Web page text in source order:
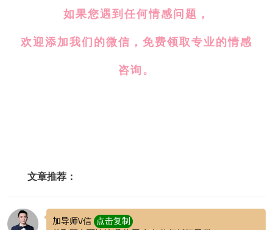
如果您遇到任何情感问题，
欢迎添加我们的微信，免费领取专业的情感
咨询。
文章推荐：
加导师\/信
点击复制